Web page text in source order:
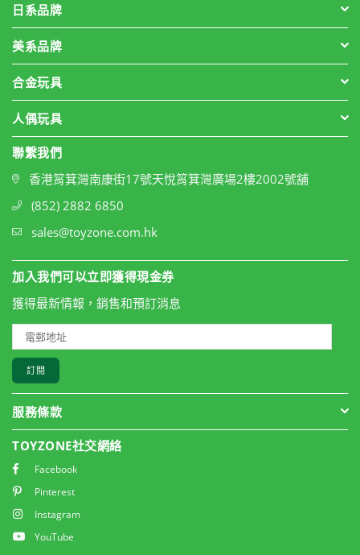
日系品牌
美系品牌
合金玩具
人偶玩具
聯繫我們
香港筲箕灣南康街17號天悅筲箕灣廣場2樓2002號舖
(852) 2882 6850
sales@toyzone.com.hk
加入我們可以立即獲得現金券
獲得最新情報，銷售和預訂消息
訂閱
服務條款
TOYZONE社交網絡
Facebook
Pinterest
Instagram
YouTube